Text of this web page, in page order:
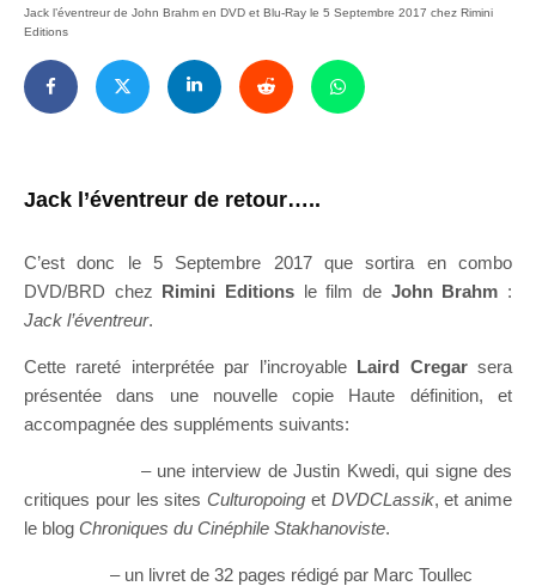
Jack l’éventreur de John Brahm en DVD et Blu-Ray le 5 Septembre 2017 chez Rimini
Editions
Jack l’éventreur de retour…..
C’est donc le 5 Septembre 2017 que sortira en combo
DVD/BRD chez Rimini Editions le film de John Brahm :
Jack l’éventreur.
Cette rareté interprétée par l’incroyable Laird Cregarsera
présentée dans une nouvelle copie Haute définition, et
accompagnée des suppléments suivants:
– une interview de Justin Kwedi, qui signe des
critiques pour les sites Culturopoing et DVDCLassik, et anime
le blog Chroniques du Cinéphile Stakhanoviste.
– un livret de 32 pages rédigé par Marc Toullec